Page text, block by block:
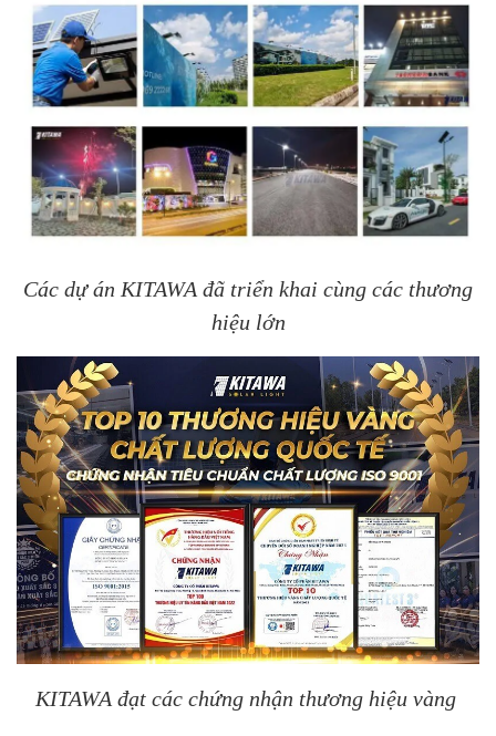
Các dự án KITAWA đã triển khai cùng các thương
hiệu lớn
KITAWA đạt các chứng nhận thương hiệu vàng